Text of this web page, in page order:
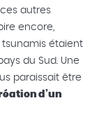
autres
encore,
tsunamis étaient
du Sud. Une
paraissait être
d’un